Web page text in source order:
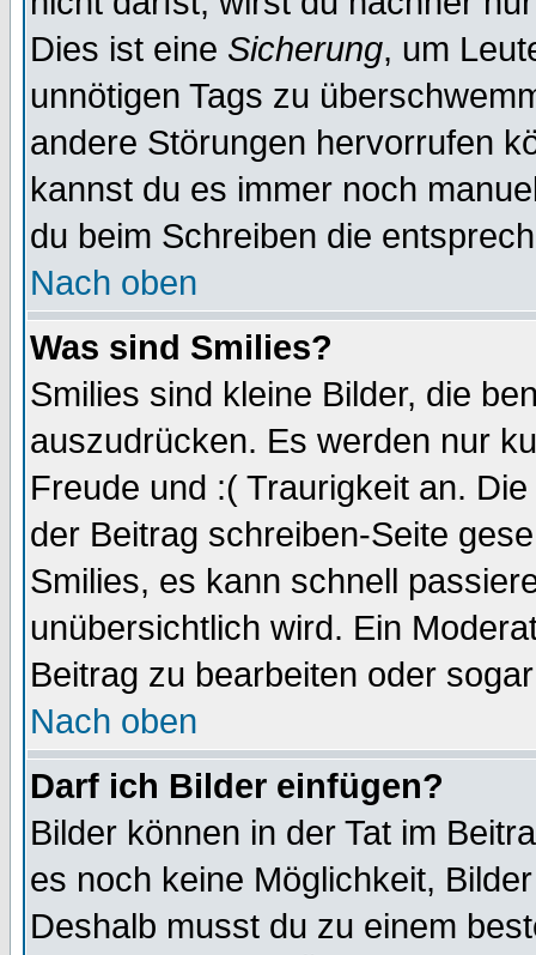
Dies ist eine Sicherung, um
unnötigen Tags zu
andere Störungen hervorrufen
kannst du es immer noch
du beim Schreiben die
Nach oben
Was sind Smilies?
Smilies sind kleine Bilder, die
auszudrücken. Es werden nur
Freude und :( Traurigkeit an.
der Beitrag schreiben-Seite
Smilies, es kann schnell
unübersichtlich wird. Ein
Beitrag zu bearbeiten oder
Nach oben
Darf ich Bilder einfügen?
Bilder können in der Tat im
es noch keine Möglichkeit,
Deshalb musst du zu einem